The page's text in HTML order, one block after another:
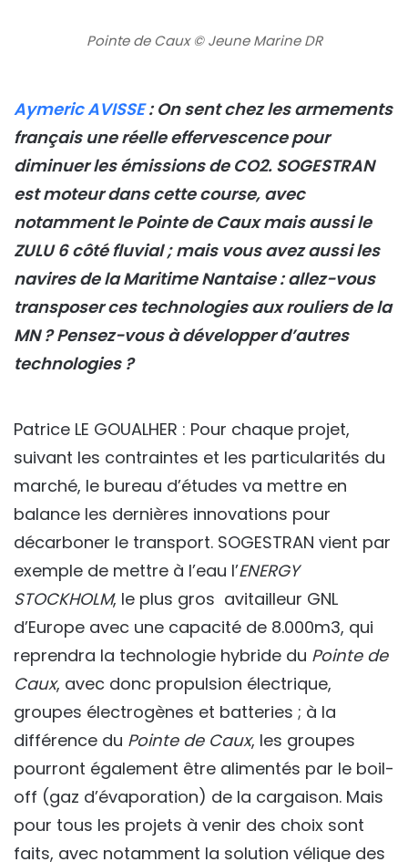
Pointe de Caux © Jeune Marine DR
Aymeric AVISSE: On sent chez les armements
français une réelle effervescence pour
diminuer les émissions de CO2. SOGESTRAN
est moteur dans cette course, avec
notamment le Pointe de Caux mais aussi le
ZULU 6 côté fluvial ; mais vous avez aussi les
navires de la Maritime Nantaise : allez-vous
transposer ces technologies aux rouliers de la
MN ? Pensez-vous à développer d’autres
technologies ?
Patrice LE GOUALHER : Pour chaque projet,
suivant les contraintes et les particularités du
marché, le bureau d’études va mettre en
balance les dernières innovations pour
décarboner le transport. SOGESTRAN vient par
exemple de mettre à l’eau l’ENERGY
STOCKHOLM, le plus gros avitailleur GNL
d’Europe avec une capacité de 8.000m3, qui
reprendra la technologie hybride du Pointe de
Caux, avec donc propulsion électrique,
groupes électrogènes et batteries ; à la
différence du Pointe de Caux, les groupes
pourront également être alimentés par le boil-
off (gaz d’évaporation) de la cargaison. Mais
pour tous les projets à venir des choix sont
faits, avec notamment la solution vélique des